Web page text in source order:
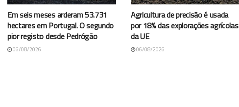
Em seis meses arderam 53.731
hectares em Portugal. O segundo
pior registo desde Pedrógão
06/08/2026
Agricultura de precisão é usada
por 18% das explorações agrícolas
da UE
06/08/2026